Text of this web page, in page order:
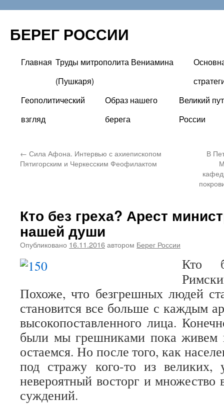
БЕРЕГ РОССИИ
Перейти
содержимому
Главная Труды митрополита Вениамина
(Пушкаря)
Геополитический
взгляд
Образ нашего
берега
Великий
России
← Сила Афона. Интервью с ахиепископом
Пятигорским и Черкесским Феофилактом
В
Кто без греха? Арест
нашей души
Опубликовано 16.11.2016автором Берег России
Кто
Похоже, что безгрешных людей
становится все больше с каждым
высокопоставленного лица.
были мы грешниками пока живем
остаемся. Но после того, как
под стражу кого-то из великих,
невероятный восторг и множество
суждений.